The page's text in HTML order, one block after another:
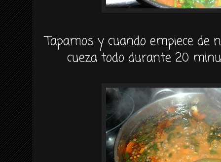
Tapamos y cuando empiece de
cueza todo durante 20